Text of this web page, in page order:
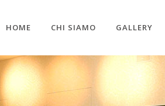
HOME CHI SIAMO GALLERY